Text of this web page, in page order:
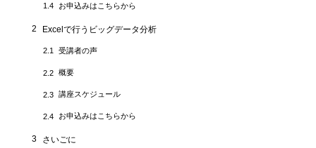
1.4 お申込みはこちらから
2 Excelで行うビッグデータ分析
2.1 受講者の声
2.2 概要
2.3 講座スケジュール
2.4 お申込みはこちらから
3 さいごに